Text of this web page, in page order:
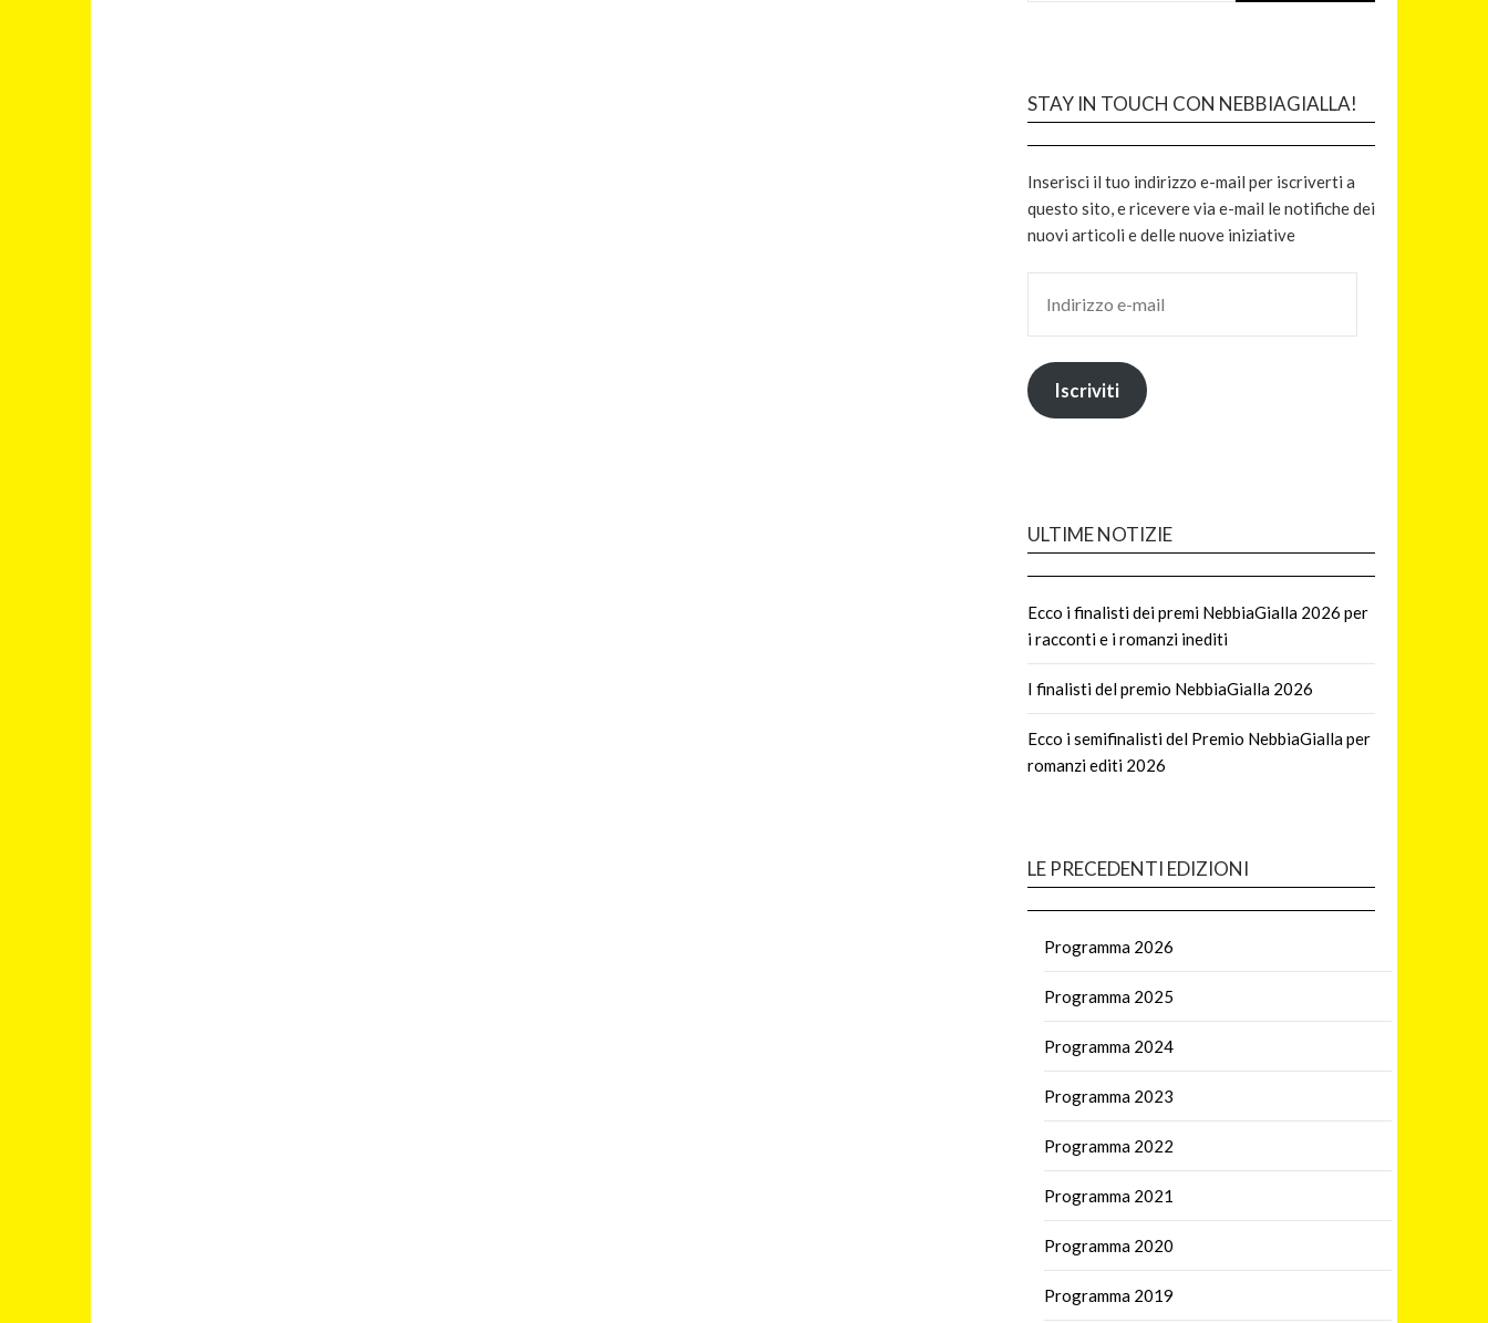
STAY IN TOUCH CON NEBBIAGIALLA!
Inserisci il tuo indirizzo e-mail per iscriverti a
questo sito, e ricevere via e-mail le notifiche dei
nuovi articoli e delle nuove iniziative
Iscriviti
ULTIME NOTIZIE
Ecco i finalisti dei premi NebbiaGialla 2026 per
i racconti e i romanzi inediti
I finalisti del premio NebbiaGialla 2026
Ecco i semifinalisti del Premio NebbiaGialla per
romanzi editi 2026
LE PRECEDENTI EDIZIONI
Programma 2026
Programma 2025
Programma 2024
Programma 2023
Programma 2022
Programma 2021
Programma 2020
Programma 2019